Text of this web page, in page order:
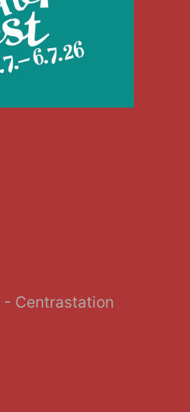
- Centrastation